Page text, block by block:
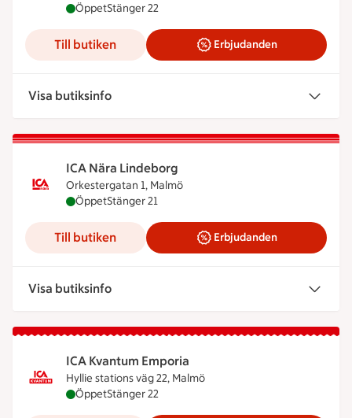
ICA Supermarket Hermodsdal är öppen nu,
ÖppetStänger 22
Till butiken Erbjudanden
Visa butiksinfo
ICA Nära Lindeborg
Orkestergatan 1, Malmö
ICA Nära Lindeborg är öppen nu, stänger klockan
ÖppetStänger 21
Till butiken Erbjudanden
Visa butiksinfo
ICA Kvantum Emporia
Hyllie stations väg 22, Malmö
ICA Kvantum Emporia är öppen nu, stänger
ÖppetStänger 22